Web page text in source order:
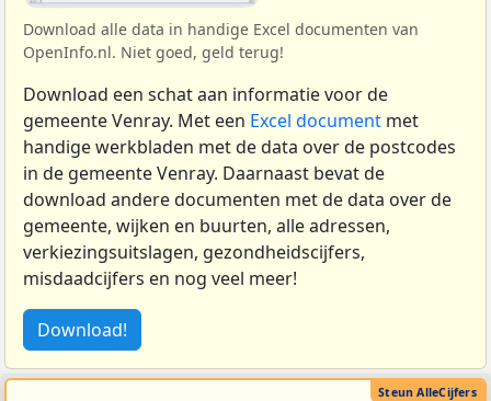
Download alle data in handige Excel documenten van
OpenInfo.nl. Niet goed, geld terug!
Download een schat aan informatie voor de
gemeente Venray. Met een Excel document met
handige werkbladen met de data over de postcodes
in de gemeente Venray. Daarnaast bevat de
download andere documenten met de data over de
gemeente, wijken en buurten, alle adressen,
verkiezingsuitslagen, gezondheidscijfers,
misdaadcijfers en nog veel meer!
Download!